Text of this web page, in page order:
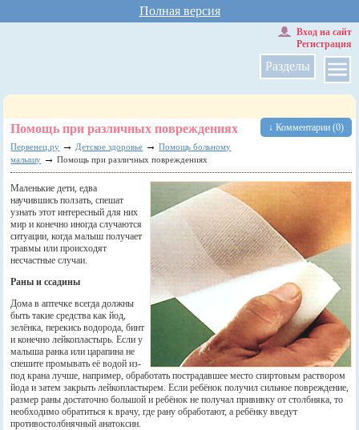
Полная версия
Разделы
Вход на сайт
Регистрация
↓ Комментарии (0)
Помощь при различных повреждениях
Первенец.ру → Детское здоровье → Помощь больному
малышу → Помощь при различных повреждениях
Маленькие дети, едва
научившись ползать, спешат
узнать этот интересный для них
мир и конечно иногда случаются
ситуации, когда малыш получает
травмы или происходят
несчастные случаи.
Раны и ссадины
Дома в аптечке всегда должны
быть такие средства как йод,
зелёнка, перекись водорода, бинт
и конечно лейкопластырь. Если у
малыша ранка или царапина не
спешите промывать её водой из-
под крана лучше, например, обработать пострадавшее место спиртовым раствором
йода и затем закрыть лейкопластырем. Если ребёнок получил сильное повреждение,
размер раны достаточно большой и ребёнок не получал прививку от столбняка, то
необходимо обратиться к врачу, где рану обработают, а ребёнку введут
противостолбнячный анатоксин.